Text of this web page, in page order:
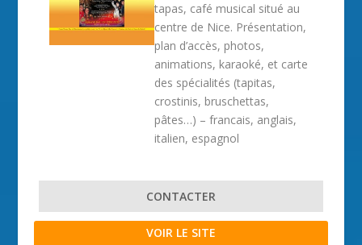
tapas, café musical situé au
centre de Nice. Présentation,
plan d’accès, photos,
animations, karaoké, et carte
des spécialités (tapitas,
crostinis, bruschettas,
pâtes…) – francais, anglais,
italien, espagnol
CONTACTER
VOIR LE SITE